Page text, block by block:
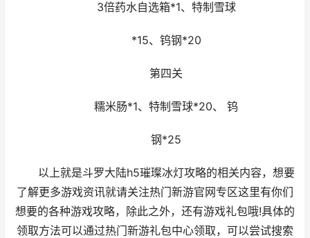
3倍药水自选箱*1、特制雪球
*15、钨钢*20
第四关
糯米肠*1、特制雪球*20、 钨
钢*25
以上就是斗罗大陆h5璀璨冰灯攻略的相关内容，想要
了解更多游戏资讯就请关注热门新游官网专区这里有你们
想要的各种游戏攻略，除此之外，还有游戏礼包哦!具体的
领取方法可以通过热门新游礼包中心领取，可以尝试搜索